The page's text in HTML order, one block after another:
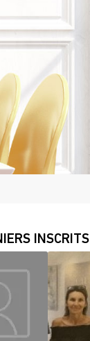
INSCRITS